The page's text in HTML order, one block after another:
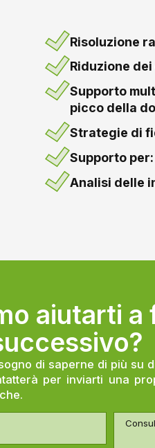
Risoluzione
Riduzione
Supporto
picco della
Strategie di
Supporto
Analisi delle
aiutarti a
di saperne di più su
per inviarti una